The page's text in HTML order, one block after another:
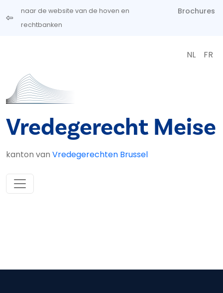
Overslaan en naar de inhoud gaan
naar de website van de hoven en
rechtbanken
Brochures
NL FR
Vredegerecht Meise
kanton van Vredegerechten Brussel